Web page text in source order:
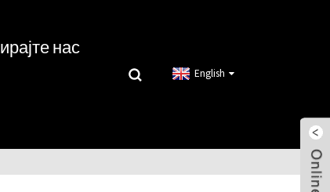
нас
English